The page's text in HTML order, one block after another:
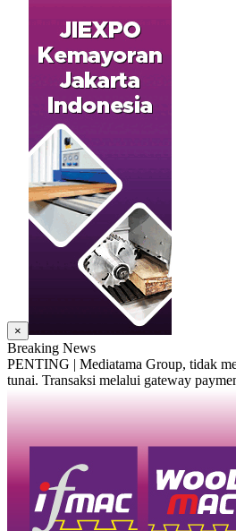
×
Breaking News
PENTING | Mediatama Group, tidak
tunai. Transaksi melalui gateway